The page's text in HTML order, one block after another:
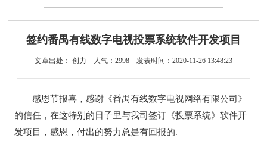
签约番禺有线数字电视投票系统软件开发项目
文章出处： 创力 人气： 2998 发表时间：2020-11-26 13:48:23
感恩节报喜，感谢《番禺有线数字电视网络有限公司》
的信任，在这特别的日子里与我司签订《投票系统》软件开
发项目，感恩，付出的努力总是有回报的.